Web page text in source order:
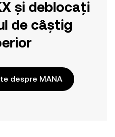
și deblocați
de câștig
despre MANA